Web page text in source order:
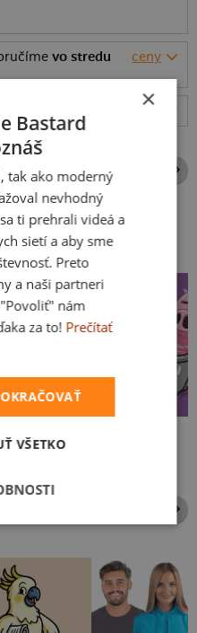
vo stredu
ceny
×
Bastard
tak ako moderný
nevhodný
ti prehrali videá a
sietí a aby sme
Preto
a naši partneri
nám
za to! Prečítať
VŠETKO